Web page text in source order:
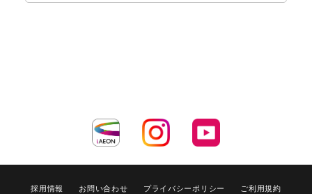
採用情報 お問い合わせ プライバシーポリシー ご利用規約